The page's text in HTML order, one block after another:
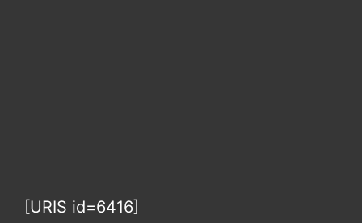
[URIS id=6416]